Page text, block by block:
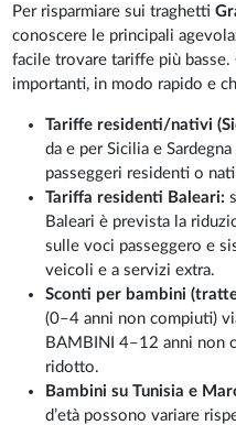
Per risparmiare sui traghetti
conoscere le principali
facile trovare tariffe più
importanti, in modo rapido e
Tariffe residenti/nativi
da e per Sicilia e
passeggeri residenti o nati
Tariffa residenti Baleari:
Baleari è prevista la
sulle voci passeggero e
veicoli e a servizi extra.
Sconti per bambini
(0–4 anni non compiuti)
BAMBINI 4–12 anni non
ridotto.
Bambini su Tunisia e
d’età possono variare